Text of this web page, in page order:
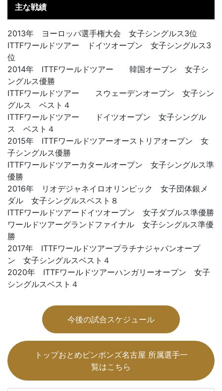
主な戦績
2013年 ヨーロッパ選手権大会 女子シングルス3位
ITTFワールドツアー ドイツオープン 女子シングルス3
位
2014年 ITTFワールドツアー 韓国オープン 女子シ
ングルス優勝
ITTFワールドツアー スウェーデンオープン 女子シン
グルス ベスト４
ITTFワールドツアー ドイツオープン 女子シングル
ス ベスト４
2015年 ITTFワールドツアーオーストリアオープン 女
子シングルス優勝
ITTFワールドツアーカタールオープン 女子シングルス準
優勝
2016年 リオデジャネイロオリンピック 女子団体銀メ
ダル 女子シングルスベスト８
ITTFワールドツアードイツオープン 女子ダブルス準優勝
ワールドツアーグランドファイナル 女子シングルス準優
勝
2017年 ITTFワールドツアープラチナジャパンオープ
ン 女子シングルスベスト４
2020年 ITTFワールドツアーハンガリーオープン 女子
シングルスベスト４
今後の試合スケジュール
トップおとめピンポンズ名古屋 所属選手一
覧はこちら